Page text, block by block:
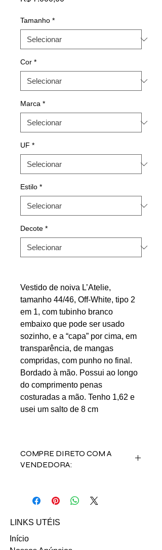
Tamanho *
Cor *
Marca *
UF *
Estilo *
Decote *
Vestido de noiva L’Atelie,
tamanho 44/46, Off-White, tipo 2
em 1, com tubinho branco
embaixo que pode ser usado
sozinho, e a “capa” por cima, em
transparência, de mangas
compridas, com punho no final.
Bordado à mão. Possui ao longo
do comprimento penas
costuradas a mão. Tenho 1,62 e
usei um salto de 8 cm
COMPRE DIRETO COM A
VENDEDORA:
Eugenia A.M. nos contatos abaixo:
INSTAGRAM
Email: eugeniaabm@gmail.com
LINKS UTÉIS
Início